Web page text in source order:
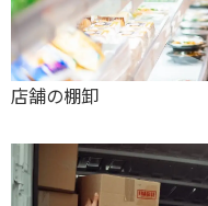
店舗の棚卸